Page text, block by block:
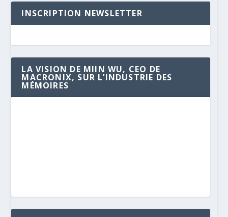
INSCRIPTION NEWSLETTER
LA VISION DE MIIN WU, CEO DE
MACRONIX, SUR L’INDUSTRIE DES
MÉMOIRES